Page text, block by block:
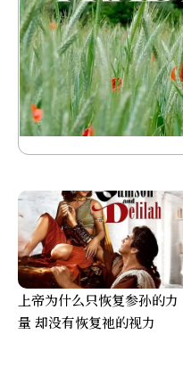
上帝为什么只恢复参孙的力
量 却没有恢复祂的视力